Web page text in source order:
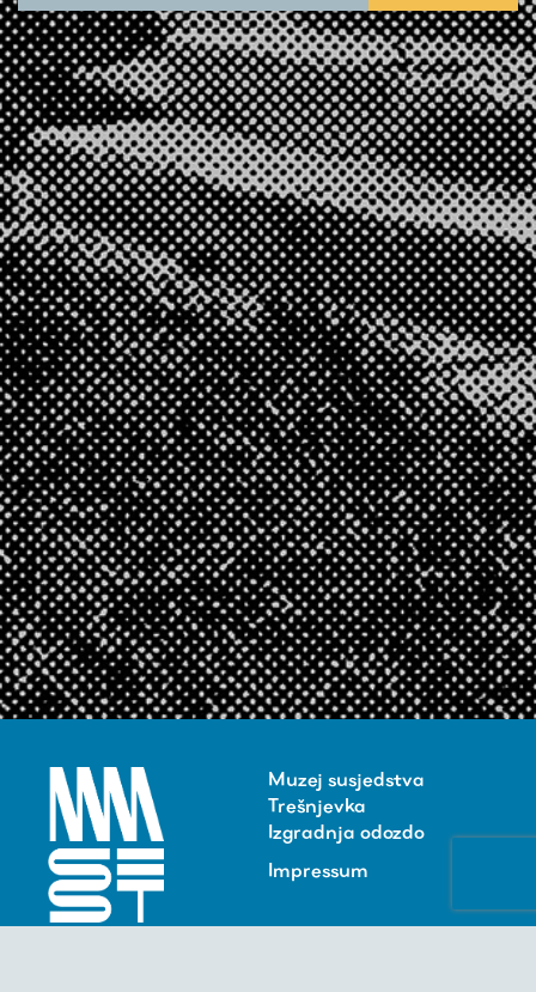
Muzej susjedstva
Trešnjevka
Izgradnja odozdo
Impressum